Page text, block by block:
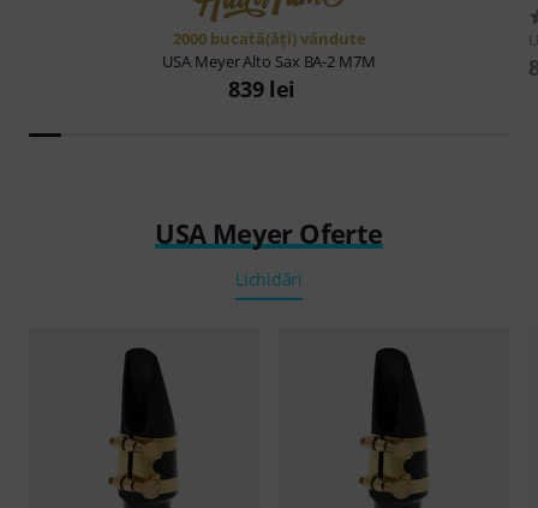
2000 bucată(ăţi) vândute
USA MeyerAlto Sax BA-2 M7M
839 lei
USA Meyer Oferte
Lichidări